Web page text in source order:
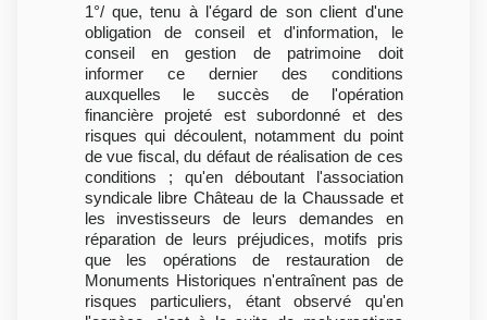
1°/ que, tenu à l'égard de son client d'une
obligation de conseil et d'information, le
conseil en gestion de patrimoine doit
informer ce dernier des conditions
auxquelles le succès de l'opération
financière projeté est subordonné et des
risques qui découlent, notamment du point
de vue fiscal, du défaut de réalisation de ces
conditions ; qu'en déboutant l'association
syndicale libre Château de la Chaussade et
les investisseurs de leurs demandes en
réparation de leurs préjudices, motifs pris
que les opérations de restauration de
Monuments Historiques n'entraînent pas de
risques particuliers, étant observé qu'en